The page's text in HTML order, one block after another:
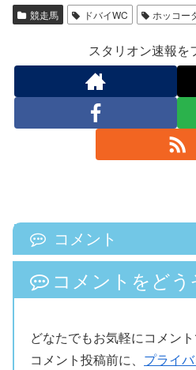
競走馬 ドバイWC ホッコー
スタリオン速報を
コメント
コメントをどう
どなたでもお気軽にコメント
コメント投稿前に、 プライ